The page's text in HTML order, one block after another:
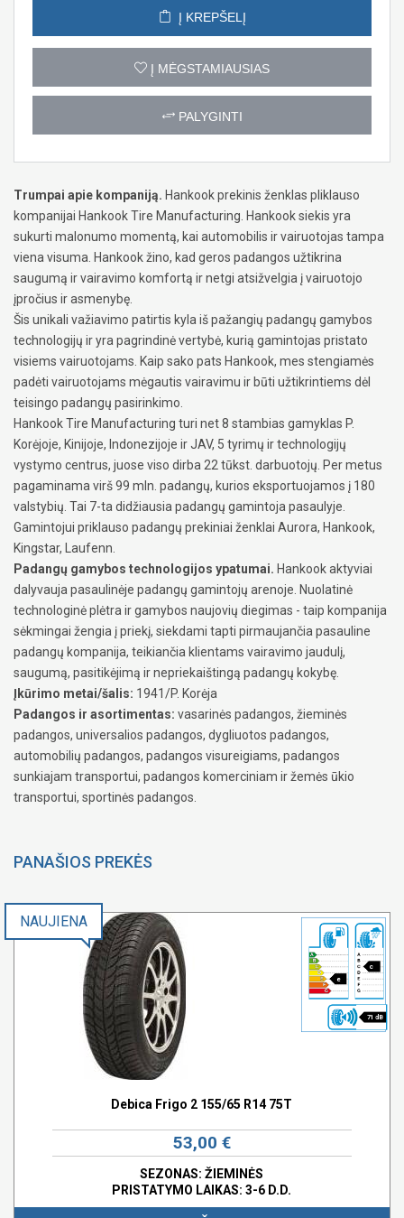
Į KREPŠELĮ
Į MĖGSTAMIAUSIAS
PALYGINTI
Trumpai apie kompaniją. Hankook prekinis ženklas pliklauso
kompanijai Hankook Tire Manufacturing. Hankook siekis yra
sukurti malonumo momentą, kai automobilis ir vairuotojas tampa
viena visuma. Hankook žino, kad geros padangos užtikrina
saugumą ir vairavimo komfortą ir netgi atsižvelgia į vairuotojo
įpročius ir asmenybę.
Šis unikali važiavimo patirtis kyla iš pažangių padangų gamybos
technologijų ir yra pagrindinė vertybė, kurią gamintojas pristato
visiems vairuotojams. Kaip sako pats Hankook, mes stengiamės
padėti vairuotojams mėgautis vairavimu ir būti užtikrintiems dėl
teisingo padangų pasirinkimo.
Hankook Tire Manufacturing turi net 8 stambias gamyklas P.
Korėjoje, Kinijoje, Indonezijoje ir JAV, 5 tyrimų ir technologijų
vystymo centrus, juose viso dirba 22 tūkst. darbuotojų. Per metus
pagaminama virš 99 mln. padangų, kurios eksportuojamos į 180
valstybių. Tai 7-ta didžiausia padangų gamintoja pasaulyje.
Gamintojui priklauso padangų prekiniai ženklai Aurora, Hankook,
Kingstar, Laufenn.
Padangų gamybos technologijos ypatumai. Hankook aktyviai
dalyvauja pasaulinėje padangų gamintojų arenoje. Nuolatinė
technologinė plėtra ir gamybos naujovių diegimas - taip kompanija
sėkmingai žengia į priekį, siekdami tapti pirmaujančia pasauline
padangų kompanija, teikiančia klientams vairavimo jaudulį,
saugumą, pasitikėjimą ir nepriekaištingą padangų kokybę.
Įkūrimo metai/šalis: 1941/P. Korėja
Padangos ir asortimentas: vasarinės padangos, žieminės
padangos, universalios padangos, dygliuotos padangos,
automobilių padangos, padangos visureigiams, padangos
sunkiajam transportui, padangos komerciniam ir žemės ūkio
transportui, sportinės padangos.
PANAŠIOS PREKĖS
e
c
71 dB
NAUJIENA
Debica Frigo 2 155/65 R14 75T
53,00 €
SEZONAS: ŽIEMINĖS
PRISTATYMO LAIKAS: 3-6 D.D.